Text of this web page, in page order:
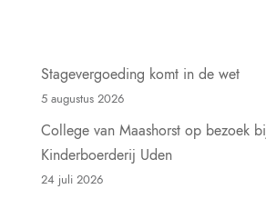
Stagevergoeding komt in de wet
5 augustus 2026
College van Maashorst op bezoek
Kinderboerderij Uden
24 juli 2026